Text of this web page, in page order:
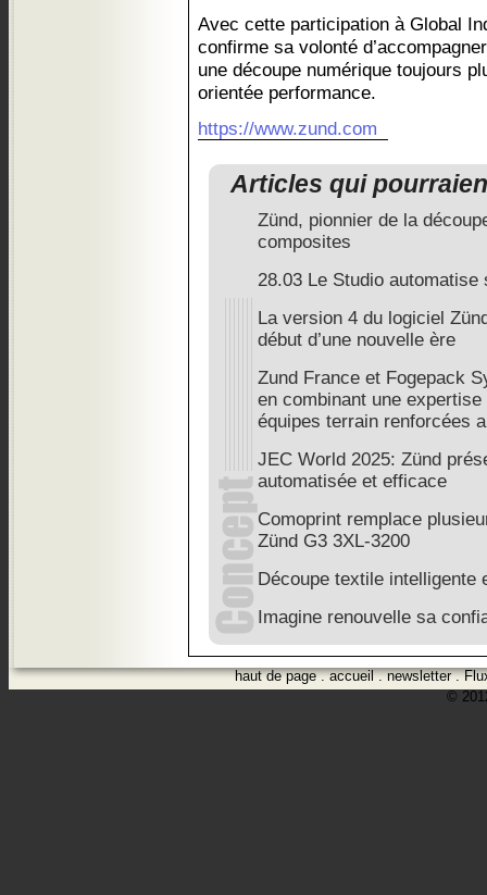
Avec cette participation à Global
confirme sa volonté
une découpe numérique toujours
orientée performance.
https://www.zund.com
Articles qui
Zünd, pionnier de la
composites
28.03 Le Studio automatise
La version 4 du logiciel
début d’une nouvelle ère
Zund France et Fogepack
en combinant une
équipes terrain renforcées
JEC World 2025: Zünd
automatisée et efficace
Comoprint remplace
Zünd G3 3XL-3200
Découpe textile intelligente
Imagine renouvelle sa
haut de page.accueil.newsletter.
©